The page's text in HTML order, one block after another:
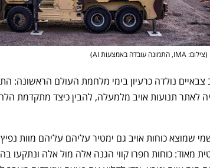
(צילום: IMA, התמונה עובדה באמצעות AI )